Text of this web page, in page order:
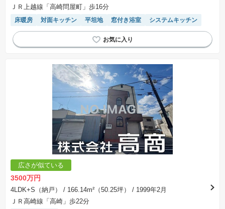
ＪＲ上越線「高崎問屋町」歩16分
床暖房 対面キッチン 平坦地 窓付き浴室 システムキッチン
広さが似ている
3500万円
4LDK+S（納戸） / 166.14m²（50.25坪）
/ 1999年2月
ＪＲ高崎線「高崎」歩22分